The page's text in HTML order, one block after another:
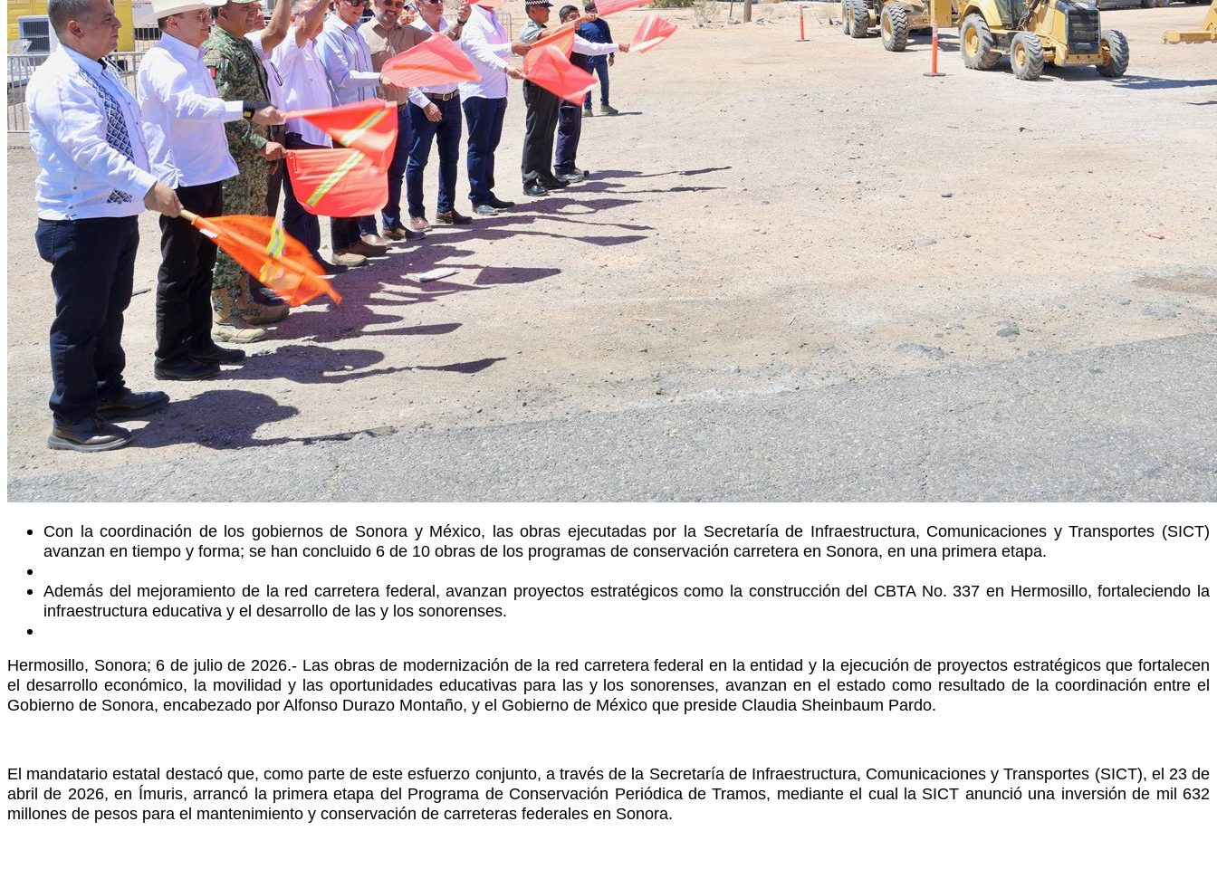
Con la coordinación de los gobiernos de Sonora y México, las obras ejecutadas por la Secretaría de Infraestructura, Comunicaciones y Transportes (SICT)
avanzan en tiempo y forma; se han concluido 6 de 10 obras de los programas de conservación carretera en Sonora, en una primera etapa.
Además del mejoramiento de la red carretera federal, avanzan proyectos estratégicos como la construcción del CBTA No. 337 en Hermosillo, fortaleciendo la
infraestructura educativa y el desarrollo de las y los sonorenses.
Hermosillo, Sonora; 6 de julio de 2026.- Las obras de modernización de la red carretera federal en la entidad y la ejecución de proyectos estratégicos que fortalecen
el desarrollo económico, la movilidad y las oportunidades educativas para las y los sonorenses, avanzan en el estado como resultado de la coordinación entre el
Gobierno de Sonora, encabezado por Alfonso Durazo Montaño, y el Gobierno de México que preside Claudia Sheinbaum Pardo.
El mandatario estatal destacó que, como parte de este esfuerzo conjunto, a través de la Secretaría de Infraestructura, Comunicaciones y Transportes (SICT), el 23 de
abril de 2026, en Ímuris, arrancó la primera etapa del Programa de Conservación Periódica de Tramos, mediante el cual la SICT anunció una inversión de mil 632
millones de pesos para el mantenimiento y conservación de carreteras federales en Sonora.